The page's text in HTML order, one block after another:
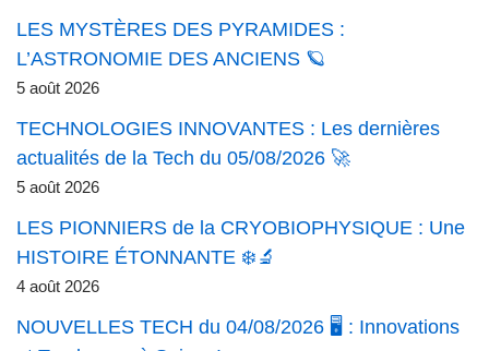
LES MYSTÈRES DES PYRAMIDES :
L’ASTRONOMIE DES ANCIENS 🪐
5 août 2026
TECHNOLOGIES INNOVANTES : Les dernières
actualités de la Tech du 05/08/2026 🚀
5 août 2026
LES PIONNIERS de la CRYOBIOPHYSIQUE : Une
HISTOIRE ÉTONNANTE ❄️🔬
4 août 2026
NOUVELLES TECH du 04/08/2026 🖥️ : Innovations